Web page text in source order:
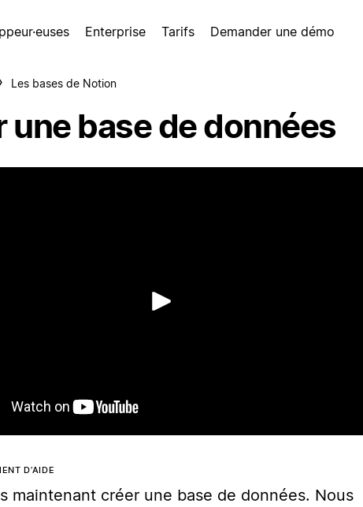
Enterprise Tarifs Demander une démo
Les bases de Notion
une base de données
Lecture
D’AIDE
maintenant créer une base de données. Nous